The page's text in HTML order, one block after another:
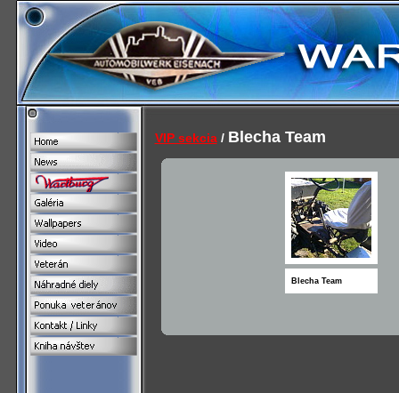
VIP sekcia/ Blecha Team